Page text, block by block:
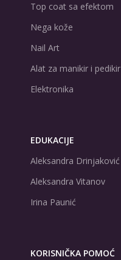
Top coat sa efektom
Nega kože
Nail Art
Alat za manikir i pedikir
Elektronika
EDUKACIJE
Aleksandra Drinjaković
Aleksandra Vitanov
Irina Paunić
KORISNIČKA POMOĆ